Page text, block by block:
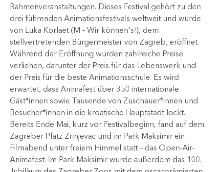
Rahmenveranstaltungen. Dieses Festival gehört zu den
drei führenden Animationsfestivals weltweit und wurde
von Luka Korlaet (M – Wir können's!), dem
stellvertretenden Bürgermeister von Zagreb, eröffnet.
Während der Eröffnung wurden zahlreiche Preise
verliehen, darunter der Preis für das Lebenswerk und
der Preis für die beste Animationsschule. Es wird
erwartet, dass Animafest über 350 internationale
Gäst*innen sowie Tausende von Zuschauer*innen und
Besucher*innen in die kroatische Hauptstadt lockt.
Bereits Ende Mai, kurz vor Festivalbeginn, fand auf dem
Zagreber Platz Zrinjevac und im Park Maksimir ein
Filmabend unter freiem Himmel statt – das Open-Air-
Animafest. Im Park Maksimir wurde außerdem das 100.